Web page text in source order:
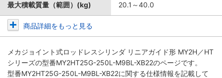
最大積載質量（範囲）(kg) 20.1～40.0
商品詳細をもっと見る
メカジョイント式ロッドレスシリンダ リニアガイド形 MY2H／HT
シリーズの型番MY2HT25G-250L-M9BL-XB22のページです。
型番MY2HT25G-250L-M9BL-XB22に関する仕様情報を記載して